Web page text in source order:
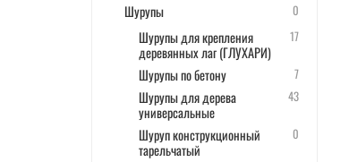
Шурупы 0
Шурупы для крепления
деревянных лаг (ГЛУХАРИ)
17
Шурупы по бетону 7
Шурупы для дерева
универсальные
43
Шуруп конструкционный
тарельчатый
0